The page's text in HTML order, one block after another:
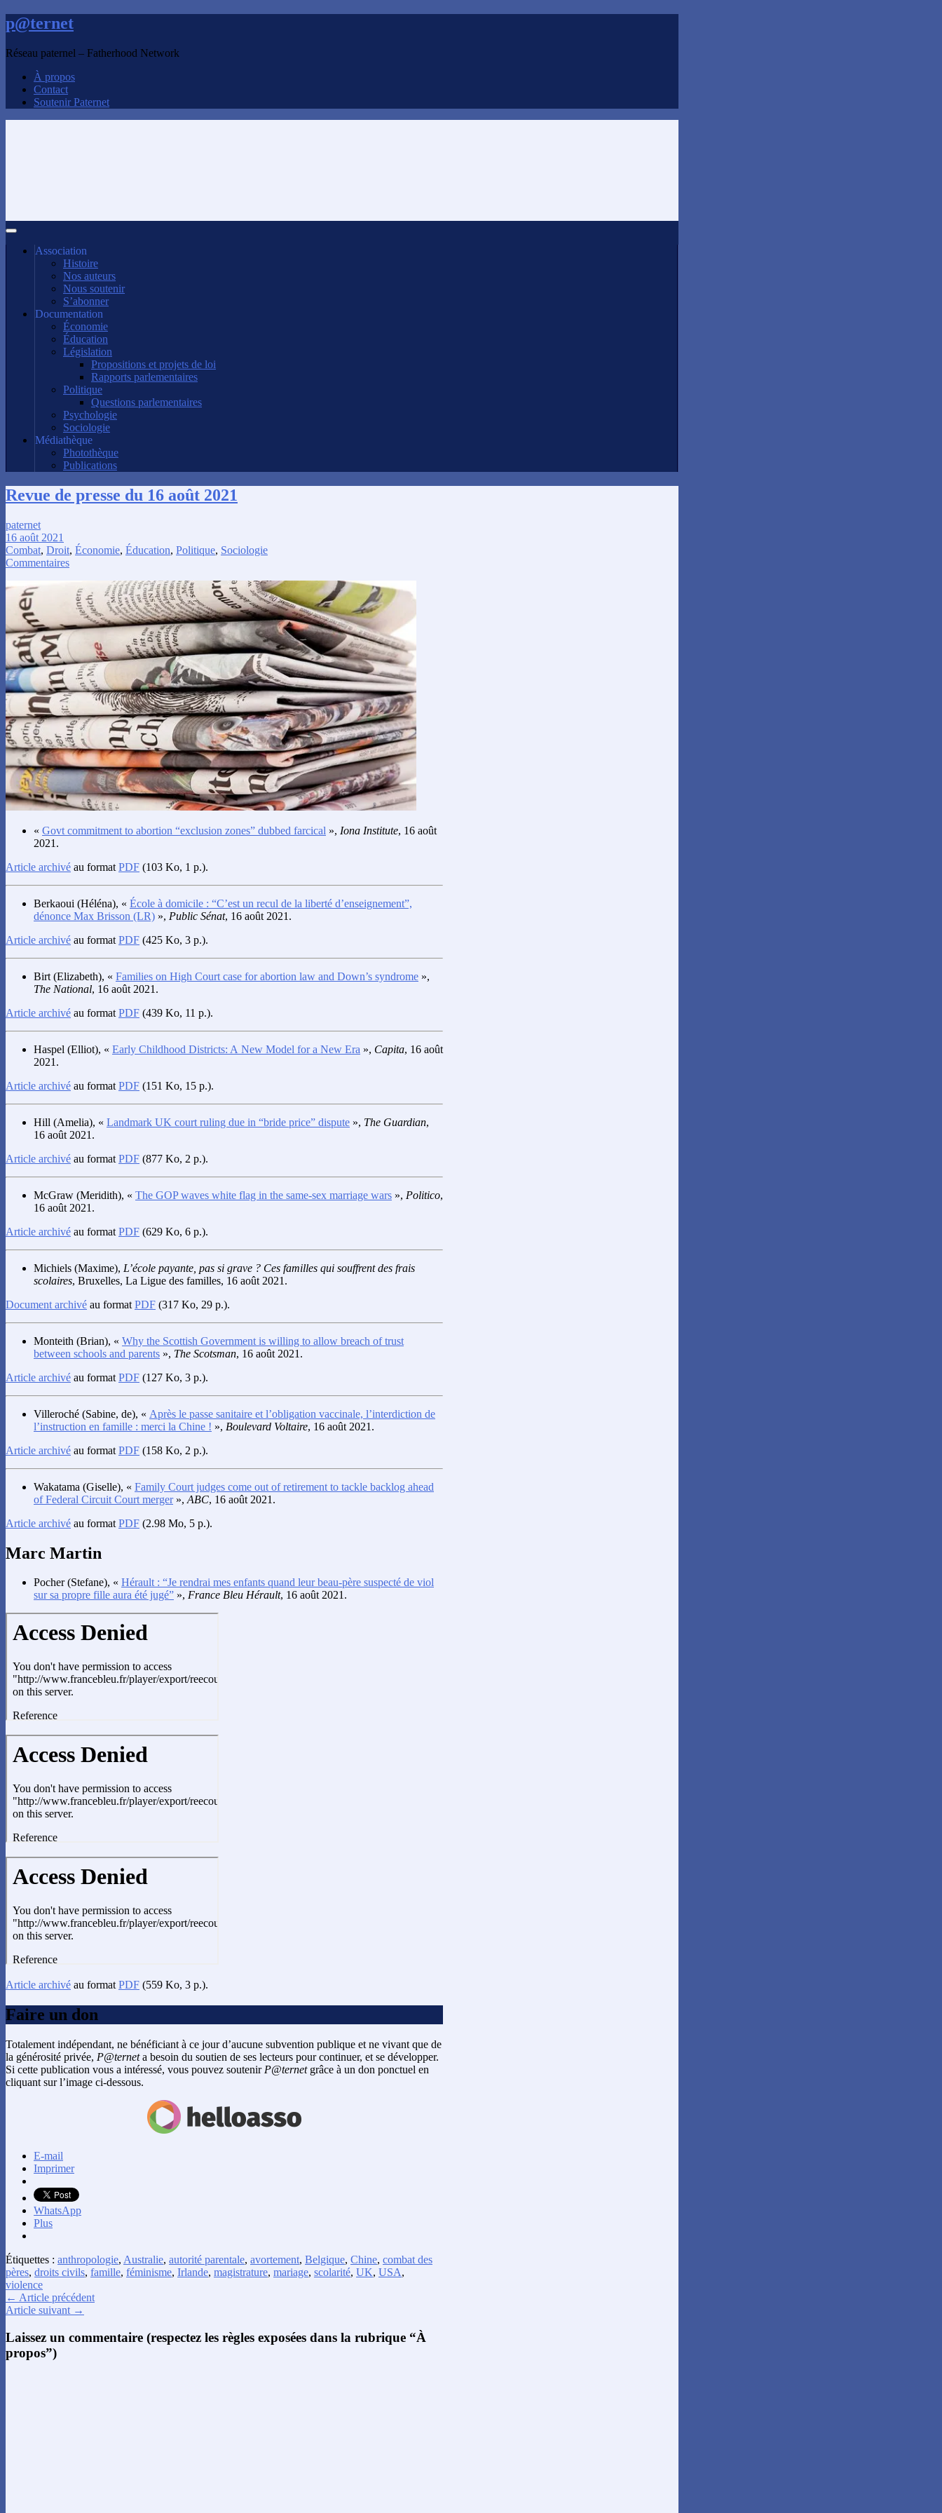
p@ternet
Réseau paternel – Fatherhood Network
À propos
Contact
Soutenir Paternet
Association
Histoire
Nos auteurs
Nous soutenir
S’abonner
Documentation
Économie
Éducation
Législation
Propositions et projets de loi
Rapports parlementaires
Politique
Questions parlementaires
Psychologie
Sociologie
Médiathèque
Photothèque
Publications
Revue de presse du 16 août 2021
paternet
16 août 2021
Combat, Droit, Économie, Éducation, Politique, Sociologie
Commentaires
« Govt commitment to abortion “exclusion zones” dubbed farcical », Iona Institute, 16 août
2021.
Article archivé au format PDF (103 Ko, 1 p.).
Berkaoui (Héléna), « École à domicile : “C’est un recul de la liberté d’enseignement”,
dénonce Max Brisson (LR) », Public Sénat, 16 août 2021.
Article archivé au format PDF (425 Ko, 3 p.).
Birt (Elizabeth), « Families on High Court case for abortion law and Down’s syndrome »,
The National, 16 août 2021.
Article archivé au format PDF (439 Ko, 11 p.).
Haspel (Elliot), « Early Childhood Districts: A New Model for a New Era », Capita, 16 août
2021.
Article archivé au format PDF (151 Ko, 15 p.).
Hill (Amelia), « Landmark UK court ruling due in “bride price” dispute », The Guardian,
16 août 2021.
Article archivé au format PDF (877 Ko, 2 p.).
McGraw (Meridith), « The GOP waves white flag in the same-sex marriage wars », Politico,
16 août 2021.
Article archivé au format PDF (629 Ko, 6 p.).
Michiels (Maxime), L’école payante, pas si grave ? Ces familles qui souffrent des frais
scolaires, Bruxelles, La Ligue des familles, 16 août 2021.
Document archivé au format PDF (317 Ko, 29 p.).
Monteith (Brian), « Why the Scottish Government is willing to allow breach of trust
between schools and parents », The Scotsman, 16 août 2021.
Article archivé au format PDF (127 Ko, 3 p.).
Villeroché (Sabine, de), « Après le passe sanitaire et l’obligation vaccinale, l’interdiction de
l’instruction en famille : merci la Chine ! », Boulevard Voltaire, 16 août 2021.
Article archivé au format PDF (158 Ko, 2 p.).
Wakatama (Giselle), « Family Court judges come out of retirement to tackle backlog ahead
of Federal Circuit Court merger», ABC, 16 août 2021.
Article archivé au format PDF (2.98 Mo, 5 p.).
Marc Martin
Pocher(Stefane), « Hérault : “Je rendrai mes enfants quand leur beau-père suspecté de viol
sur sa propre fille aura été jugé” », France Bleu Hérault, 16 août 2021.
Article archivé au formatPDF (559 Ko, 3 p.).
Faire un don
Totalement indépendant, ne bénéficiant à ce jour d’aucune subvention publique et ne vivant que de
la générosité privée, P@terneta besoin du soutien de ses lecteurs pour continuer, et se développer.
Si cette publication vous a intéressé, vous pouvez soutenir P@ternetgrâce à un don ponctuel en
cliquant sur l’image ci-dessous.
E-mail
Imprimer
WhatsApp
Plus
Étiquettes : anthropologie, Australie, autorité parentale, avortement, Belgique, Chine, combat des
pères, droits civils, famille, féminisme, Irlande, magistrature, mariage, scolarité, UK, USA,
violence
← Article précédent
Article suivant →
Laissez un commentaire (respectez les règles exposées dans la rubrique “À
propos”)